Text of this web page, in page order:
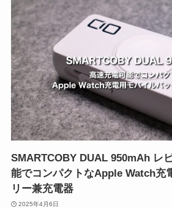
SMARTCOBY DUAL 950mAh レ
能でコンパクトなApple Watch充
リー兼充電器
2025年4月6日